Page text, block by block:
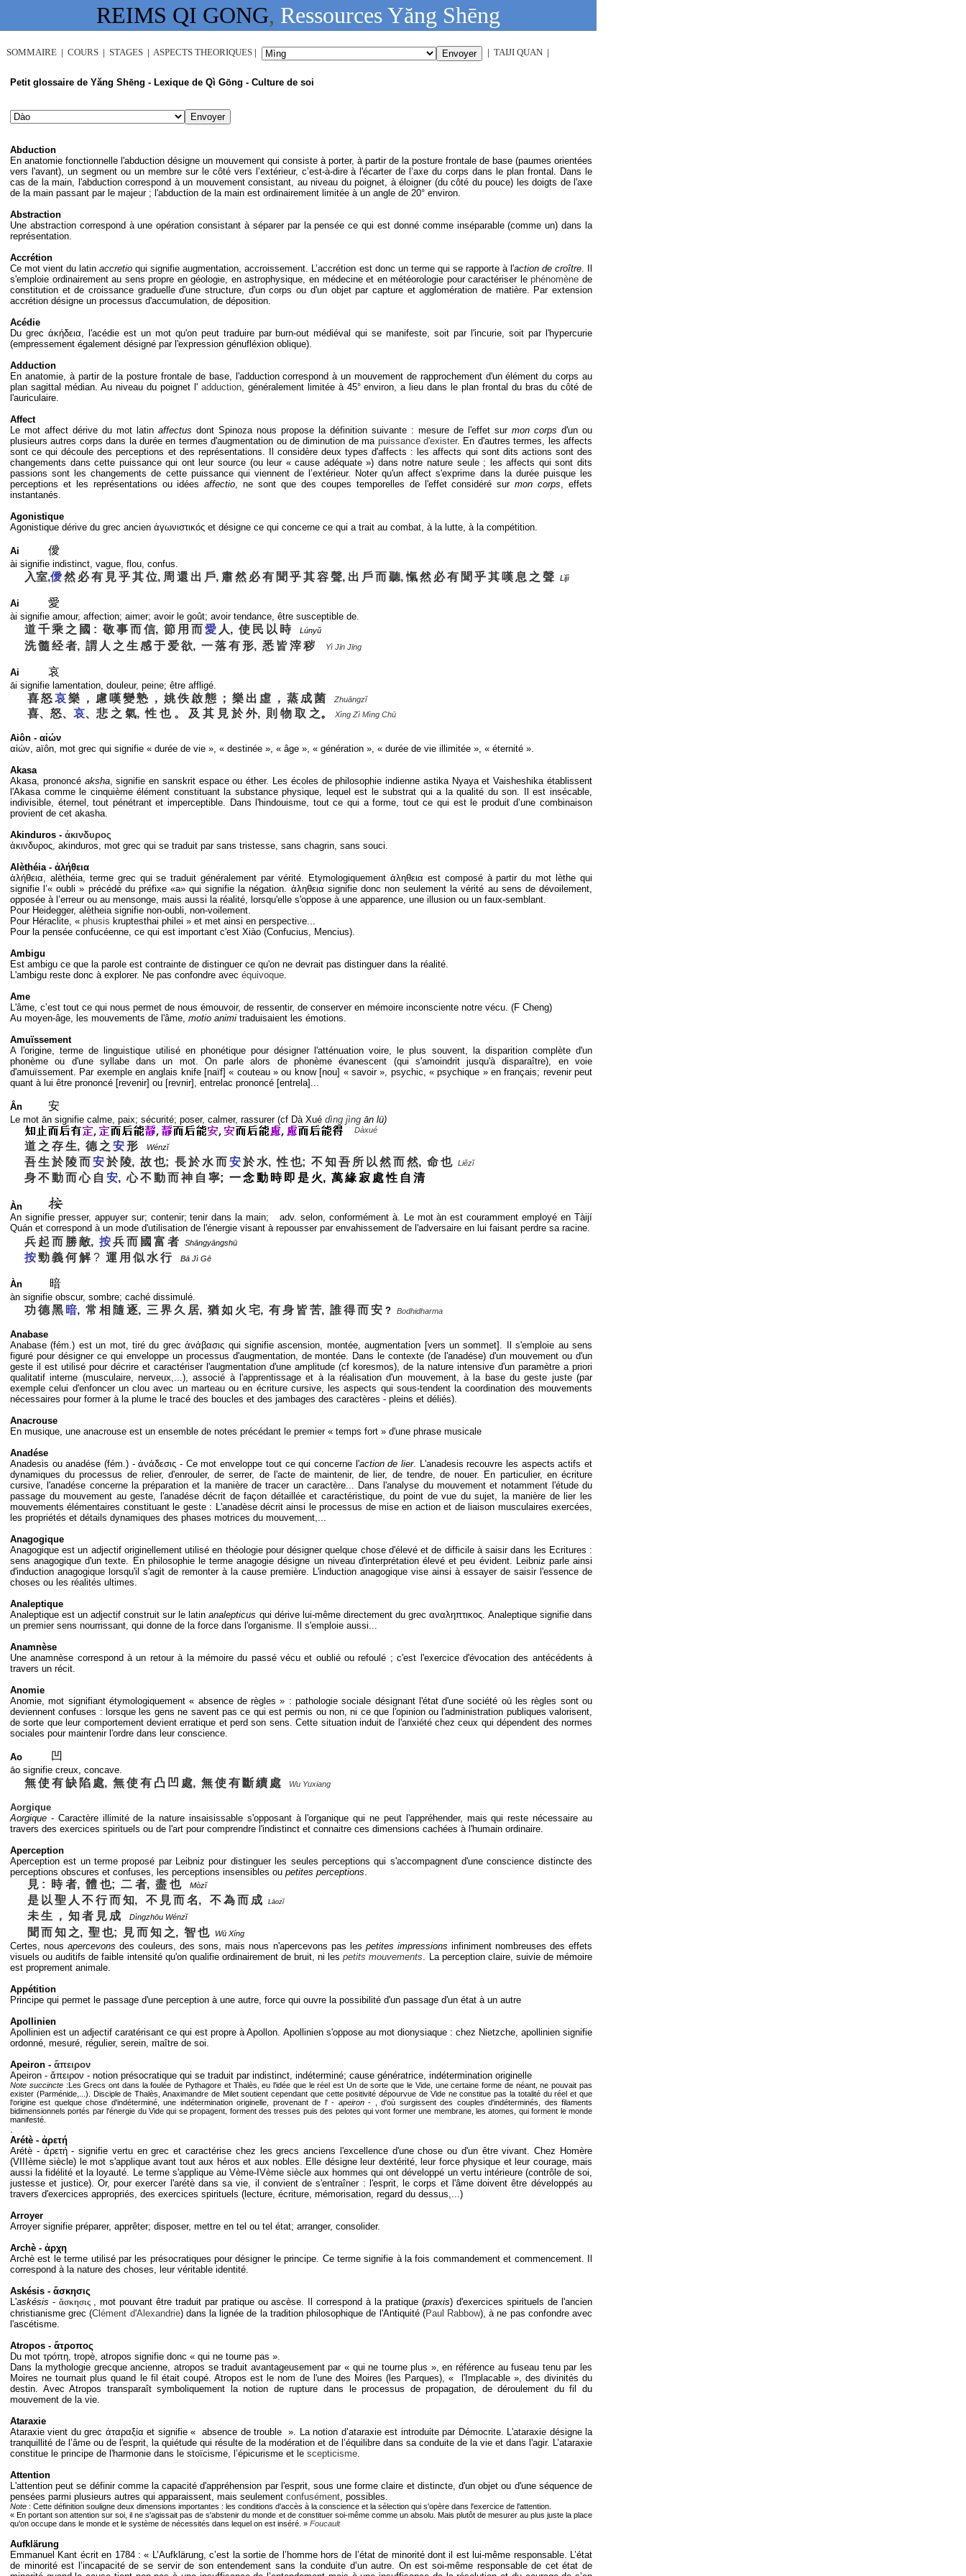
REIMS QI GONG, Ressources Yăng Shēng
SOMMAIRE | COURS | STAGES | ASPECTS THEORIQUES | | TAIJI QUAN |
Petit glossaire de Yǎng Shēng - Lexique de Qì Gōng - Culture de soi
Abduction
En anatomie fonctionnelle l'abduction désigne un mouvement qui consiste à porter, à partir de la posture frontale de base (paumes orientées
vers l'avant), un segment ou un membre sur le côté vers l’extérieur, c’est-à-dire à l'écarter de l’axe du corps dans le plan frontal. Dans le
cas de la main, l'abduction correspond à un mouvement consistant, au niveau du poignet, à éloigner (du côté du pouce) les doigts de l'axe
de la main passant par le majeur ; l'abduction de la main est ordinairement limitée à un angle de 20° environ.
Abstraction
Une abstraction correspond à une opération consistant à séparer par la pensée ce qui est donné comme inséparable (comme un) dans la
représentation.
Accrétion
Ce mot vient du latinaccretio qui signifie augmentation, accroissement. L’accrétion est donc un terme qui se rapporte à l'action de croître. Il
s'emploie ordinairement au sens propre en géologie, en astrophysique, en médecine et en météorologie pour caractériser lephénomène de
constitution et de croissance graduelle d'une structure, d'un corps ou d'un objet par capture et agglomération de matière. Par extension
accrétion désigne un processus d'accumulation, de déposition.
Acédie
Du grec ἀκήδεια, l'acédie est un mot qu'on peut traduire par burn-out médiéval qui se manifeste, soit par l'incurie, soit par l'hypercurie
(empressement également désigné par l'expression génufléxion oblique).
Adduction
En anatomie, à partir de la posture frontale de base, l'adduction correspond à un mouvement de rapprochement d'un élément du corps au
plan sagittal médian. Au niveau du poignet l'adduction, généralement limitée à 45° environ, a lieu dans le plan frontal du bras du côté de
l'auriculaire.
Affect
Le mot affect dérive du mot latin affectus dont Spinoza nous propose la définition suivante : mesure de l'effet sur mon corps d'un ou
plusieurs autres corps dans la durée en termes d'augmentation ou de diminution de ma puissance d'exister. En d'autres termes, les affects
sont ce qui découle des perceptions et des représentations. Il considère deux types d'affects : les affects qui sont dits actions sont des
changements dans cette puissance qui ont leur source (ou leur « cause adéquate ») dans notre nature seule ; les affects qui sont dits
passions sont les changements de cette puissance qui viennent de l’extérieur. Noter qu'un affect s'exprime dans la durée puisque les
perceptions et les représentations ou idéesaffectio, ne sont que des coupes temporelles de l'effet considéré surmon corps, effets
instantanés.
Agonistique
Agonistique dérive du grec ancien ἀγωνιστικóς et désigne ce qui concerne ce qui a trait au combat, à la lutte, à la compétition.
Ai 僾
ài signifie indistinct, vague, flou, confus.
入室,僾然 必有 見乎其位, 周 還 出 戶, 肅然 必有 聞 乎其容聲, 出 戶而聽, 愾然 必有 聞 乎其 嘆 息 之 聲 Lĭjì
Ai 愛
ài signifie amour, affection; aimer; avoir le goût; avoir tendance, être susceptible de.
道千乘 之 國 : 敬事而信, 節 用 而愛 人, 使 民 以 時 Lúnyŭ
洗髓经者, 謂 人 之 生 感于 爱欲, 一落有形, 悉 皆滓秽 Yì Jīn Jīng
Ai 哀
āi signifie lamentation, douleur, peine; être affligé.
喜怒哀樂 ， 慮 嘆變慹 ， 姚佚 啟態 ； 樂 出 虛 ， 蒸 成菌 Zhuāngzĭ
喜、怒、 哀、悲 之 氣, 性 也 。 及 其 見 於 外, 則 物 取 之。 Xìng Zì Mìng Chū
Aiôn - αἰών
αἰών, aïôn, mot grec qui signifie « durée de vie », « destinée », « âge », « génération », « durée de vie illimitée », « éternité ».
Akasa
Akasa, prononcé aksha, signifie en sanskrit espace ou éther. Les écoles de philosophie indienne astika Nyaya et Vaisheshika établissent
l'Akasa comme le cinquième élément constituant la substance physique, lequel est le substrat qui a la qualité du son. Il est insécable,
indivisible, éternel, tout pénétrant et imperceptible. Dans l'hindouisme, tout ce qui a forme, tout ce qui est le produit d’une combinaison
provient de cet akasha.
Akinduros - ἀκινδυρος
ἀκινδυρος, akinduros, mot grec qui se traduit par sans tristesse, sans chagrin, sans souci.
Alèthéia - ἀλήθεια
ἀλήθεια, alèthéia, terme grec qui se traduit généralement par vérité. Etymologiquement ἀληθεια est composé à partir du mot lèthe qui
signifie l’« oubli » précédé du préfixe «a» qui signifie la négation. ἀληθεια signifie donc non seulement la vérité au sens de dévoilement,
opposée à l’erreur ou au mensonge, mais aussi la réalité, lorsqu'elle s'oppose à une apparence, une illusion ou un faux-semblant.
Pour Heidegger, alètheia signifie non-oubli, non-voilement.
Pour Héraclite, « phusis kruptesthai philei » et met ainsi en perspective...
Pour la pensée confucéenne, ce qui est important c'est Xiào (Confucius, Mencius).
Ambigu
Est ambigu ce que la parole est contrainte de distinguer ce qu'on ne devrait pas distinguer dans la réalité.
L'ambigu reste donc à explorer. Ne pas confondre avec équivoque
Ame
L'âme, c’est tout ce qui nous permet de nous émouvoir, de ressentir, de conserver en mémoire inconsciente notre vécu. (F Cheng)
Au moyen-âge, les mouvements de l'âme, motio animi traduisaient les émotions.
Amuïssement
A l'origine, terme de linguistique utilisé en phonétique pour désigner l'atténuation voire, le plus souvent, la disparition complète d'un
phonème ou d'une syllabe dans un mot. On parle alors de phonème évanescent (qui s'amoindrit jusqu'à disparaître), en voie
d'amuïssement. Par exemple en anglais knife [naïf] « couteau » ou know [nou] « savoir », psychic, « psychique » en français; revenir peut
quant à lui être prononcé [revenir] ou [revnir], entrelac prononcé [entrela]...
Ân 安
Le mot ān signifie calme, paix; sécurité; poser, calmer, rassurer (cf Dà Xué dìng jìng ān lü)
Dàxué
道 之 存生, 德 之 安形 Wénzĭ
吾生 於 陵而安於 陵, 故也; 長於 水而安於 水, 性也; 不知 吾 所 以 然而然, 命也 Liězĭ
身不動而心 自 安, 心不動而神 自 寧; 一念動 時 即 是 火, 萬緣 寂 處性 自 清
Àn
An signifie presser, appuyer sur; contenir; tenir dans la main; adv. selon, conformément à. Le mot àn est couramment employé en Tàijí
Quán et correspond à un mode d'utilisation de l'énergie visant à repousser par envahissement de l'adversaire en lui faisant perdre sa racine.
兵 起 而 勝敵, 按兵而 國 富 者 Shāngyāngshū
按勁義何解? 運 用 似 水行 Bā Jì Gē
Àn 暗
àn signifie obscur, sombre; caché dissimulé.
功德黑 暗, 常 相 隨逐, 三 界久 居, 猶如 火 宅, 有身 皆苦, 誰得而安 ? Bodhidharma
Anabase
Anabase (fém.) est un mot, tiré du grec ἀνάβασις qui signifie ascension, montée, augmentation [vers un sommet]. Il s'emploie au sens
figuré pour désigner ce qui enveloppe un processus d'augmentation, de montée. Dans le contexte (de l'anadése) d'un mouvement ou d'un
geste il est utilisé pour décrire et caractériser l'augmentation d'une amplitude (cf koresmos), de la nature intensive d'un paramètre a priori
qualitatif interne (musculaire, nerveux,...), associé à l'apprentissage et à la réalisation d'un mouvement, à la base du geste juste (par
exemple celui d'enfoncer un clou avec un marteau ou en écriture cursive, les aspects qui sous-tendent la coordination des mouvements
nécessaires pour former à la plume le tracé des boucles et des jambages des caractères - pleins et déliés).
Anacrouse
En musique, une anacrouse est un ensemble de notes précédant le premier « temps fort » d'une phrase musicale
Anadése
Anadesis ou anadése (fém.) - ἀνάδεσις - Ce mot enveloppe tout ce qui concerne l'action de lier. L'anadesis recouvre les aspects actifs et
dynamiques du processus de relier, d'enrouler, de serrer, de l'acte de maintenir, de lier, de tendre, de nouer. En particulier, en écriture
cursive, l'anadése concerne la préparation et la manière de tracer un caractère... Dans l'analyse du mouvement et notamment l'étude du
passage du mouvement au geste, l'anadése décrit de façon détaillée et caractéristique, du point de vue du sujet, la manière de lier les
mouvements élémentaires constituant le geste : L'anadèse décrit ainsi le processus de mise en action et de liaison musculaires exercées,
les propriétés et détails dynamiques des phases motrices du mouvement,...
Anagogique
Anagogique est un adjectif originellement utilisé en théologie pour désigner quelque chose d'élevé et de difficile à saisir dans les Ecritures :
sens anagogique d'un texte. En philosophie le terme anagogie désigne un niveau d'interprétation élevé et peu évident. Leibniz parle ainsi
d'induction anagogique lorsqu'il s'agit de remonter à la cause première. L'induction anagogique vise ainsi à essayer de saisir l'essence de
choses ou les réalités ultimes.
Analeptique
Analeptique est un adjectif construit sur le latinanalepticus qui dérive lui-même directement du grec αναληπτικος. Analeptique signifie dans
un premier sens nourrissant, qui donne de la force dans l'organisme. Il s'emploie aussi...
Anamnèse
Une anamnèse correspond à un retour à la mémoire du passé vécu et oublié ou refoulé ; c'est l'exercice d'évocation des antécédents à
travers un récit.
Anomie
Anomie, mot signifiant étymologiquement « absence de règles » : pathologie sociale désignant l'état d'une société où les règles sont ou
deviennent confuses : lorsque les gens ne savent pas ce qui est permis ou non, ni ce que l'opinion ou l'administration publiques valorisent,
de sorte que leur comportement devient erratique et perd son sens. Cette situation induit de l'anxiété chez ceux qui dépendent des normes
sociales pour maintenir l'ordre dans leur conscience.
Ao 凹
āo signifie creux, concave.
無使有缺 陷 處, 無使有 凸 凹 處, 無使有 斷續 處 Wu Yuxiang
Aorgique
Aorgique - Caractère illimité de la nature insaisissable s'opposant à l'organique qui ne peut l'appréhender, mais qui reste nécessaire au
travers des exercices spirituels ou de l'art pour comprendre l'indistinct et connaitre ces dimensions cachées à l'humain ordinaire.
Aperception
Aperception est un terme proposé par Leibniz pour distinguer les seules perceptions qui s'accompagnent d'une conscience distincte des
perceptions obscures et confuses, les perceptions insensibles ou petites perceptions.
見 : 時 者, 體 也; 二 者, 盡 也 Mòzĭ
是 以 聖 人 不行而知, 不 見而名, 不為而 成 Lāozĭ
未生 ， 知 者 見 成 Dìngzhōu Wénzĭ
聞 而知 之, 聖也; 見而知 之, 智也 Wū Xíng
Certes, nousapercevons des couleurs, des sons, mais nous n'apercevons pas les petites impressions infiniment nombreuses des effets
visuels ou auditifs de faible intensité qu'on qualifie ordinairement de bruit, ni lespetits mouvements . La perception claire, suivie de mémoire
est proprement animale.
Appétition
Principe qui permet le passage d'une perception à une autre, force qui ouvre la possibilité d'un passage d'un état à un autre
Apollinien
Apollinien est un adjectif caratérisant ce qui est propre à Apollon. Apollinien s'oppose au mot dionysiaque : chez Nietzche, apollinien signifie
ordonné, mesuré, régulier, serein, maître de soi.
Apeiron - ἄπειρον
Apeiron - ἄπειρον - notion présocratique qui se traduit par indistinct, indéterminé; cause génératrice, indétermination originelle
Note succincte:Les Grecs ont dans la foulée de Pythagore et Thalès, eu l'idée que le réel est Un de sorte que le Vide, une certaine forme de néant, ne pouvait pas
exister (Parménide,...). Disciple de Thalès, Anaximandre de Milet soutient cependant que cette positivité dépourvue de Vide ne constitue pas la totalité du réel et que
l'origine est quelque chose d'indéterminé, une indétermination originelle, provenant de l' - apeiron- , d'où surgissent des couples d'indéterminés, des filaments
bidimensionnels portés par l'énergie du Vide qui se propagent, forment des tresses puis des pelotes qui vont former une membrane, les atomes, qui forment le monde
manifesté.
Arétè - ἀρετή
Arétè - ἀρετή - signifie vertu en grec et caractérise chez les grecs anciens l'excellence d'une chose ou d'un être vivant. Chez Homère
(VIIIème siècle) le mot s'applique avant tout aux héros et aux nobles. Elle désigne leur dextérité, leur force physique et leur courage, mais
aussi la fidélité et la loyauté. Le terme s'applique au Vème-IVème siècle aux hommes qui ont développé un vertu intérieure (contrôle de soi,
justesse et justice). Or, pour exercer l'arétè dans sa vie, il convient de s'entraîner : l'esprit, le corps et l'âme doivent être développés au
travers d'exercices appropriés, des exercices spirituels (lecture, écriture, mémorisation, regard du dessus,...)
Arroyer
Arroyer signifie préparer, apprêter; disposer, mettre en tel ou tel état; arranger, consolider.
Archè - ἀρχη
Archè est le terme utilisé par les présocratiques pour désigner le principe. Ce terme signifie à la fois commandement et commencement. Il
correspond à la nature des choses, leur véritable identité.
Askésis - ἄσκησις
L'askésis - ἄσκησις , mot pouvant être traduit par pratique ou ascèse. Il correspond à la pratique (praxis) d'exercices spirituels de l'ancien
christianisme grec (Clément d'Alexandrie) dans la lignée de la tradition philosophique de l'Antiquité (Paul Rabbow), à ne pas confondre avec
l'ascétisme.
Atropos - ἄτροπος
Du mot τρóπη, tropè, atropos signifie donc « qui ne tourne pas ».
Dans la mythologie grecque ancienne, atropos se traduit avantageusement par « qui ne tourne plus », en référence au fuseau tenu par les
Moires ne tournait plus quand le fil était coupé. Atropos est le nom de l'une des Moires (les Parques), « l'Implacable », des divinités du
destin. Avec Atropos transparaît symboliquement la notion de rupture dans le processus de propagation, de déroulement du fil du
mouvement de la vie.
Ataraxie
Ataraxie vient du grec ἀταραξία et signifie « absence de trouble ». La notion d’ataraxie est introduite par Démocrite. L'ataraxie désigne la
tranquillité de l’âme ou de l'esprit, la quiétude qui résulte de la modération et de l’équilibre dans sa conduite de la vie et dans l'agir. L’ataraxie
constitue le principe de l'harmonie dans le stoïcisme, l’épicurisme et le scepticisme
Attention
L'attention peut se définir comme la capacité d'appréhension par l'esprit, sous une forme claire et distincte, d'un objet ou d'une séquence de
pensées parmi plusieurs autres qui apparaissent, mais seulement confusément , possibles.
Note : Cette définition souligne deux dimensions importantes : les conditions d'accès à la conscience et la sélection qui s'opère dans l'exercice de l'attention.
« En portant son attention sur soi, il ne s'agissait pas de s'abstenir du monde et de constituer soi-même comme un absolu. Mais plutôt de mesurer au plus juste la place
qu'on occupe dans le monde et le système de nécessités dans lequel on est inséré. » Foucault
Aufklärung
Emmanuel Kant écrit en 1784 : « L’Aufklärung, c’est la sortie de l’homme hors de l’état de minorité dont il est lui-même responsable. L’état
de minorité est l’incapacité de se servir de son entendement sans la conduite d’un autre. On est soi-même responsable de cet état de